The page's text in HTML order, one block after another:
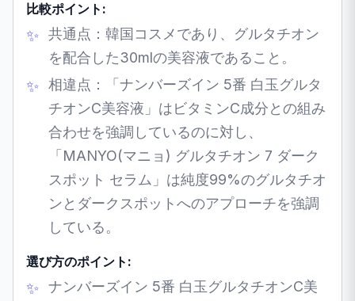
比較ポイント:
共通点：韓国コスメであり、グルタチオン
を配合した30mlの美容液であること。
相違点：「ナンバーズイン 5番 白玉グルタ
チオンC美容液」はビタミンC成分との組み
合わせを強調しているのに対し、
「MANYO(マニョ) グルタチオン 7 ダーク
スポット セラム」は純度99%のグルタチオ
ンとダークスポットへのアプローチを強調
している。
選び方のポイント:
ナンバーズイン 5番 白玉グルタチオンC美